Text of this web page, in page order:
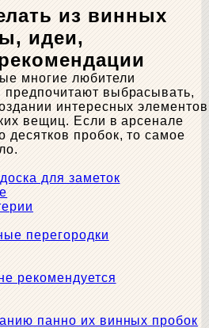
из винных
идеи,
многие любители
предпочитают выбрасывать,
интересных элементов
вещиц. Если в арсенале
десятков пробок, то самое
для заметок
перегородки
рекомендуется
панно их винных пробок